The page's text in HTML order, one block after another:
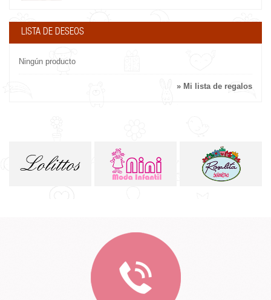
LISTA DE DESEOS
Ningún producto
» Mi lista de regalos